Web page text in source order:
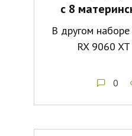
с 8
В другом
RX 9060
0